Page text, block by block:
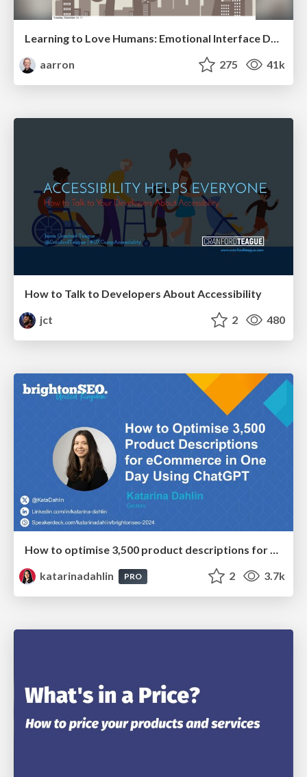
Learning to Love Humans: Emotional Interface Design
aarron
275 41k
How to Talk to Developers About Accessibility
jct
2 480
How to optimise 3,500 product descriptions for ecommerce in one day using ChatGPT
katarinadahlin
PRO 2 3.7k